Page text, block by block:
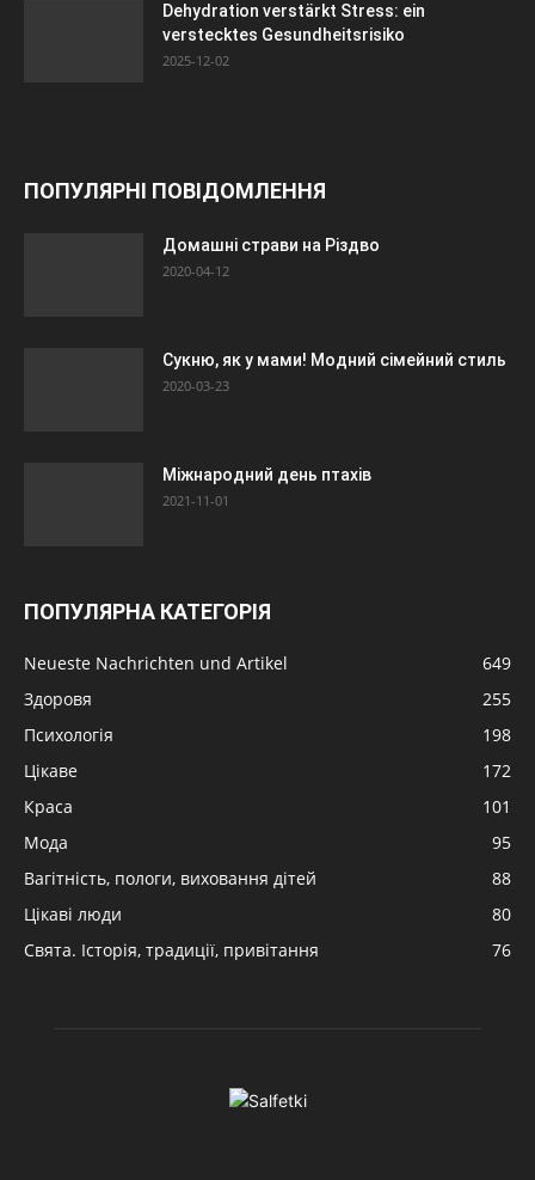
Dehydration verstärkt Stress: ein
verstecktes Gesundheitsrisiko
2025-12-02
ПОПУЛЯРНІ ПОВІДОМЛЕННЯ
Домашні страви на Різдво
2020-04-12
Сукню, як у мами! Модний сімейний стиль
2020-03-23
Міжнародний день птахів
2021-11-01
ПОПУЛЯРНА КАТЕГОРІЯ
Neueste Nachrichten und Artikel
649
Здоровя
255
Психологія
198
Цікаве
172
Краса
101
Мода
95
Вагітність, пологи, виховання дітей
88
Цікаві люди
80
Свята. Історія, традиції, привітання
76